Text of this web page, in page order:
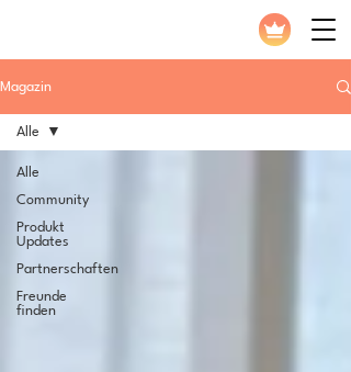
Magazin
Alle
Community
Produkt
Updates
Partnerschaften
Freunde
finden
Alle